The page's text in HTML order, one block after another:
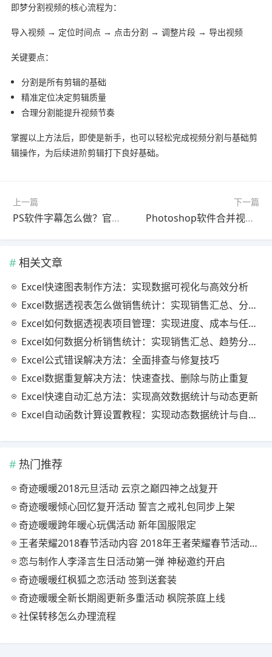
即梦分割视频的核心流程为：
导入视频 → 定位时间点 → 点击分割 → 调整片段 → 导出视频
关键要点：
分割是所有剪辑的基础
精准定位决定剪辑质量
合理分割能提升视频节奏
掌握以上方法后，即使是新手，也可以轻松完成视频分割与基础剪
辑操作，为后续进阶剪辑打下良好基础。
上一篇
PS软件字幕怎么做？官方最新版进阶教程（避坑指南）
下一篇
Photoshop软件合并视频怎么做？2026最新版问题解决教程（新手必看）
相关文章
Excel快速图表制作方法：实现数据可视化与高效分析
Excel数据透视表怎么做销售统计：实现销售汇总、分析与动态监控
Excel如何数据透视表项目管理：实现进度、成本与任务的高效分析
Excel如何数据分析销售统计：实现销售汇总、趋势分析与业绩优化
Excel公式错误解决方法：全面排查与修复技巧
Excel数据重复解决方法：快速查找、删除与防止重复
Excel快速自动汇总方法：实现高效数据统计与动态更新
Excel自动函数计算设置教程：实现动态数据统计与自动更新
热门推荐
奇迹暖暖2018元旦活动 云京之巅四神之战复开
奇迹暖暖倾心回忆复开活动 誓言之戒礼包同步上架
奇迹暖暖跨年暖心玩偶活动 新年国服限定
王者荣耀2018春节活动内容 2018年王者荣耀春节活动大全
恋与制作人李泽言生日活动第一弹 神秘邀约开启
奇迹暖暖红枫狐之恋活动 签到送套装
奇迹暖暖全新长期阁更新多重活动 枫院茶庭上线
社保转移怎么办理流程